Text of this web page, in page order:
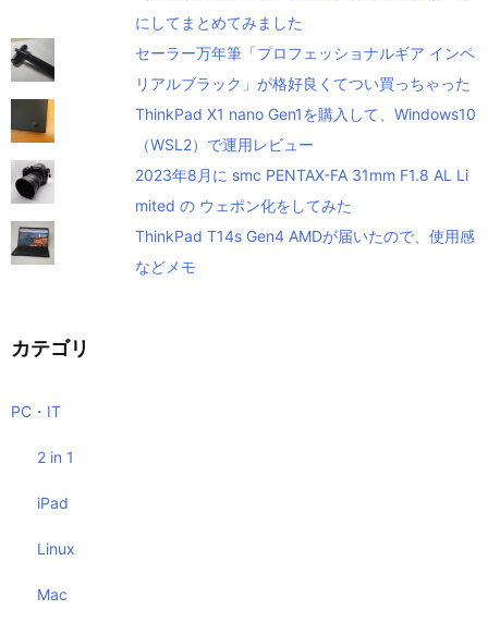
にしてまとめてみました
セーラー万年筆「プロフェッショナルギア インペ
リアルブラック」が格好良くてつい買っちゃった
ThinkPad X1 nano Gen1を購入して、Windows10
（WSL2）で運用レビュー
2023年8月に smc PENTAX-FA 31mm F1.8 AL Li
mited の ウェポン化をしてみた
ThinkPad T14s Gen4 AMDが届いたので、使用感
などメモ
カテゴリ
PC・IT
2 in 1
iPad
Linux
Mac